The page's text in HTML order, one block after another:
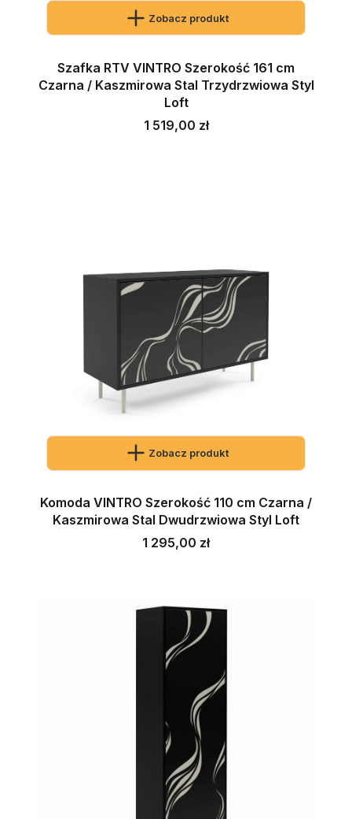
Zobacz produkt
Szafka RTV VINTRO Szerokość 161 cm
Czarna / Kaszmirowa Stal Trzydrzwiowa Styl
Loft
Cena
1 519,00 zł
Zobacz produkt
Komoda VINTRO Szerokość 110 cm Czarna /
Kaszmirowa Stal Dwudrzwiowa Styl Loft
Cena
1 295,00 zł